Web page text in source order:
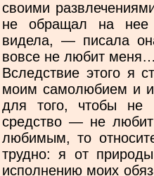
своими
не обращал на нее
видела, — писала
вовсе не любит
Вследствие этого я
моим самолюбием и
для того, чтобы не
средство — не
любимым, то
трудно: я от
исполнению моих